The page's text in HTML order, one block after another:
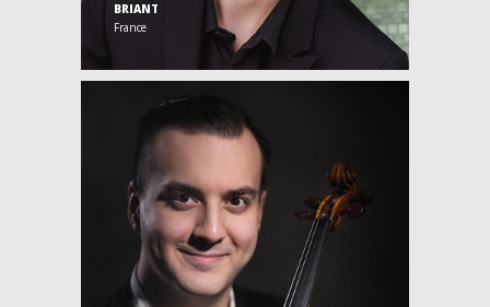
BRIANT
France